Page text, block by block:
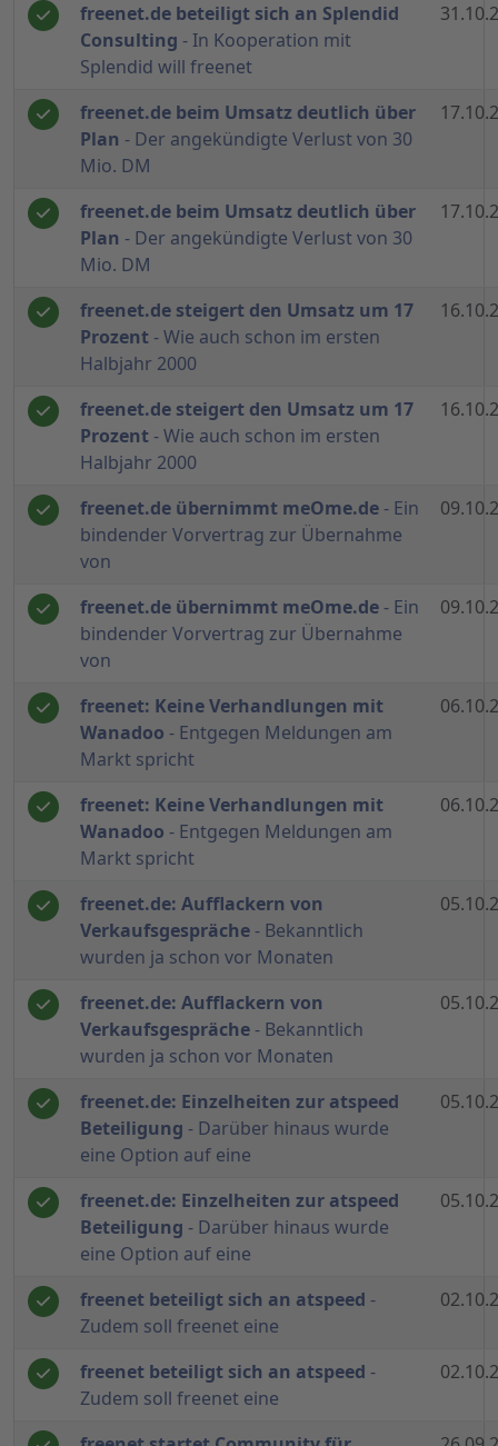
freenet.de beteiligt sich an Splendid
Consulting - In Kooperation mit
Splendid will freenet
freenet.de beim Umsatz deutlich über
Plan - Der angekündigte Verlust von 30
Mio. DM
freenet.de beim Umsatz deutlich über
Plan - Der angekündigte Verlust von 30
Mio. DM
freenet.de steigert den Umsatz um 17
Prozent - Wie auch schon im ersten
Halbjahr 2000
freenet.de steigert den Umsatz um 17
Prozent- Wie auch schon im ersten
Halbjahr 2000
freenet.de übernimmt meOme.de - Ein
bindender Vorvertrag zur Übernahme
von
freenet.de übernimmt meOme.de- Ein
bindender Vorvertrag zur Übernahme
von
freenet: Keine Verhandlungen mit
Wanadoo - Entgegen Meldungen am
Markt spricht
freenet: Keine Verhandlungen mit
Wanadoo - Entgegen Meldungen am
Markt spricht
freenet.de: Aufflackern von
Verkaufsgespräche - Bekanntlich
wurden ja schon vor Monaten
freenet.de: Aufflackern von
Verkaufsgespräche- Bekanntlich
wurden ja schon vor Monaten
freenet.de: Einzelheiten zur atspeed
Beteiligung - Darüber hinaus wurde
eine Option auf eine
freenet.de: Einzelheiten zur atspeed
Beteiligung - Darüber hinaus wurde
eine Option auf eine
freenet beteiligt sich an atspeed -
Zudem soll freenet eine
freenet beteiligt sich an atspeed -
Zudem soll freenet eine